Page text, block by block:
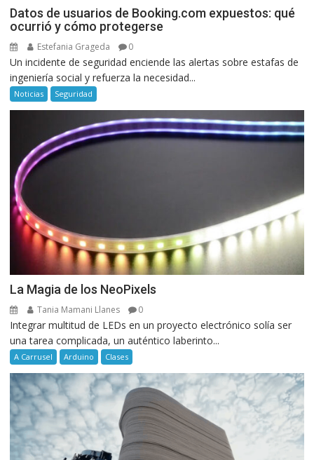
Datos de usuarios de Booking.com expuestos: qué
ocurrió y cómo protegerse
Estefania Grageda 0
Un incidente de seguridad enciende las alertas sobre estafas de
ingeniería social y refuerza la necesidad...
Noticias Seguridad
La Magia de los NeoPixels
Tania Mamani Llanes 0
Integrar multitud de LEDs en un proyecto electrónico solía ser
una tarea complicada, un auténtico laberinto...
A Carrusel Arduino Clases